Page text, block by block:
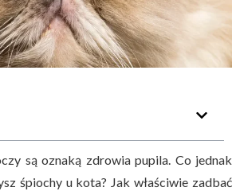
są oznaką zdrowia pupila. Co jednak
śpiochy u kota? Jak właściwie zadbać